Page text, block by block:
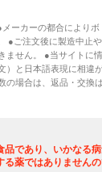
ーカーの都合により
●ご注文後に製造中止
せん。 ●当サイトに
と日本語表現に相違
場合は、返品・交換
であり、いかなる
る薬ではありません